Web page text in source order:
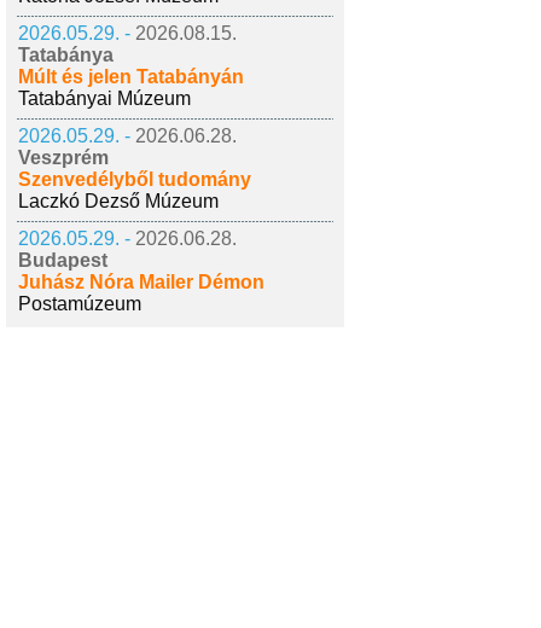
2026.05.29. - 2026.08.15.
Tatabánya
Múlt és jelen Tatabányán
Tatabányai Múzeum
2026.05.29. - 2026.06.28.
Veszprém
Szenvedélyből tudomány
Laczkó Dezső Múzeum
2026.05.29. - 2026.06.28.
Budapest
Juhász Nóra Mailer Démon
Postamúzeum